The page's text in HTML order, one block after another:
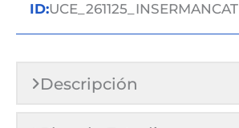
ID:UCE_261125_INSERMANCAT
Descripción